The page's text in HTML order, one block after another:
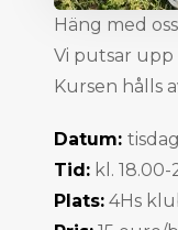
Häng med
Vi putsar upp
Kursen hålls
Datum:
Tid: kl.
Plats: 4Hs